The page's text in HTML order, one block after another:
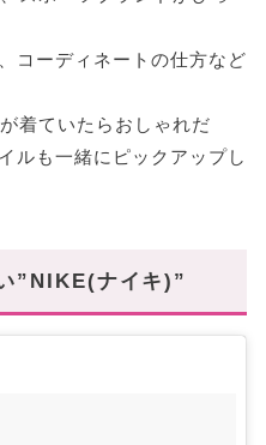
コーディネートの仕方など
着ていたらおしゃれだ
ルも一緒にピックアップし
”NIKE(ナイキ)”